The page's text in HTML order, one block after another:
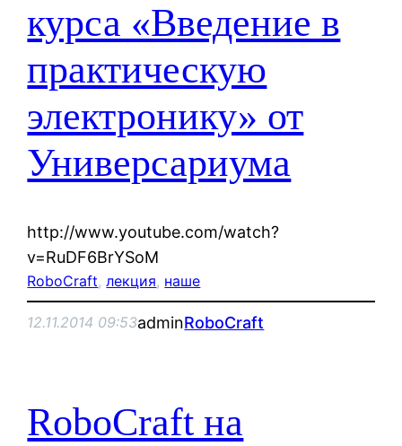
курса «Введение в
практическую
электронику» от
Универсариума
http://www.youtube.com/watch?
v=RuDF6BrYSoM
RoboCraft, лекция, наше
12.11.2014 09:53adminRoboCraft
RoboCraft на